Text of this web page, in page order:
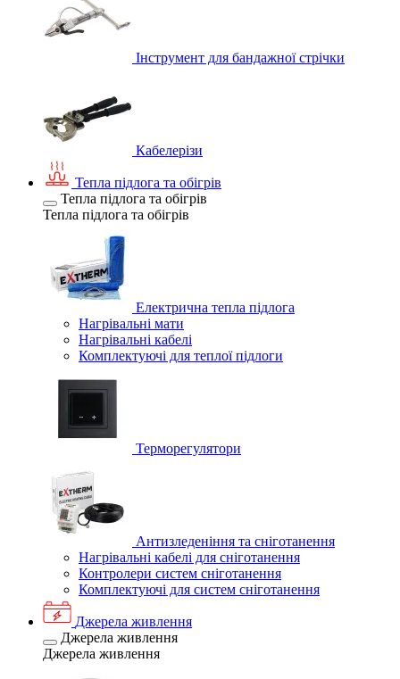
Інструмент для бандажної стрічки
Кабелерізи
Тепла підлога та обігрів
Тепла підлога та обігрів
Тепла підлога та обігрів
Електрична тепла підлога
Нагрівальні мати
Нагрівальні кабелі
Комплектуючі для теплої підлоги
Терморегулятори
Антизледеніння та сніготанення
Нагрівальні кабелі для сніготанення
Контролери систем сніготанення
Комплектуючі для систем сніготанення
Джерела живлення
Джерела живлення
Джерела живлення